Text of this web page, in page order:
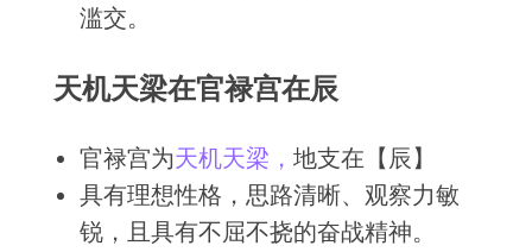
滥交。
天机天梁在官禄宫在辰
官禄宫为天机天梁 ， 地支在【辰】
具有理想性格，思路清晰、观察力敏
锐，且具有不屈不挠的奋战精神。